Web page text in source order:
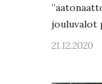
jouluvalot
21.12.2020